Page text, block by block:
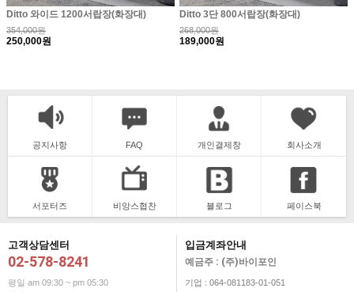
Ditto 와이드 1200서랍장(화장대)
354,000원
250,000원
Ditto 3단 800서랍장(화장대)
268,000원
189,000원
공지사항 FAQ 개인결제창 회사소개
서포터즈 비앙스협찬 블로그 페이스북
고객상담센터
02-578-8241
평일 am 09:30 ~ pm 05:30
입금계좌안내
예금주 : (주)바이포인
기업 : 064-081183-01-051